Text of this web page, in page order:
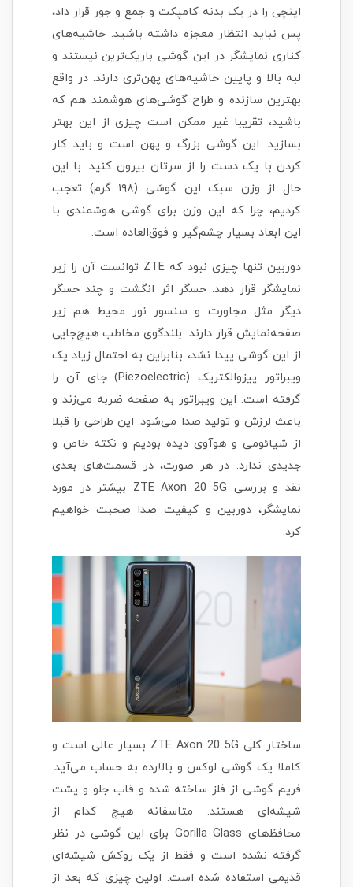
اینچی را در یک بدنه کامپکت و جمع و جور قرار داد،
پس نباید انتظار معجزه داشته باشید. حاشیه‌های
کناری نمایشگر در این گوشی باریک‌ترین نیستند و
لبه بالا و پایین حاشیه‌های پهن‌تری دارند. در واقع
بهترین سازنده و طراح گوشی‌های هوشمند هم که
باشید، تقریبا غیر ممکن است چیزی از این بهتر
بسازید. این گوشی بزرگ و پهن است و باید کار
کردن با یک دست را از سرتان بیرون کنید. با این
حال از وزن سبک این گوشی (۱۹۸ گرم) تعجب
کردیم، چرا که این وزن برای گوشی هوشمندی با
این ابعاد بسیار چشم‌گیر و فوق‌العاده است.
دوربین تنها چیزی نبود که ZTE توانست آن را زیر
نمایشگر قرار دهد. حسگر اثر انگشت و چند حسگر
دیگر مثل مجاورت و سنسور نور محیط هم زیر
صفحه‌نمایش قرار دارند. بلندگوی مخاطب هیچ‌جایی
از این گوشی پیدا نشد، بنابراین به احتمال زیاد یک
ویبراتور پیزوالکتریک (Piezoelectric) جای آن را
گرفته است. این ویبراتور به صفحه ضربه می‌زند و
باعث لرزش و تولید صدا می‌شود. این طراحی را قبلا
از شیائومی و هوآوی دیده بودیم و نکته خاص و
جدیدی ندارد. در هر صورت، در قسمت‌های بعدی
نقد و بررسی ZTE Axon 20 5G بیشتر در مورد
نمایشگر، دوربین و کیفیت صدا صحبت خواهیم
کرد.
ساختار کلی ZTE Axon 20 5G بسیار عالی است و
کاملا یک گوشی لوکس و بالارده به حساب می‌آید.
فریم گوشی از فلز ساخته شده و قاب جلو و پشت
شیشه‌ای هستند. متاسفانه هیچ کدام از
محافظ‌های Gorilla Glass برای این گوشی در نظر
گرفته نشده است و فقط از یک روکش شیشه‌ای
قدیمی استفاده شده است. اولین چیزی که بعد از